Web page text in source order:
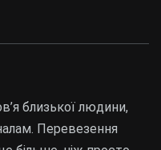
близької людини,
Перевезення